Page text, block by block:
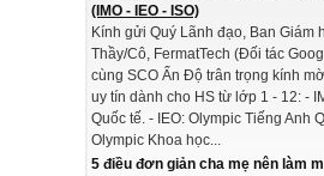
(IMO - IEO - ISO)
Kính gửi Quý Lãnh đạo, Ban Giám
Thầy/Cô, FermatTech (Đối tác
cùng SCO Ấn Độ trân trọng kính
uy tín dành cho HS từ lớp 1 - 12: -
Quốc tế. - IEO: Olympic Tiếng Anh
Olympic Khoa học...
5 điều đơn giản cha mẹ nên làm